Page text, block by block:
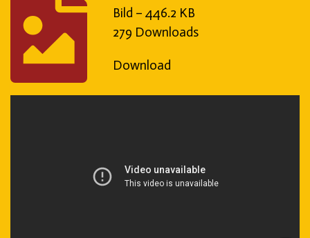
Bild – 446.2 KB
279 Downloads
Download